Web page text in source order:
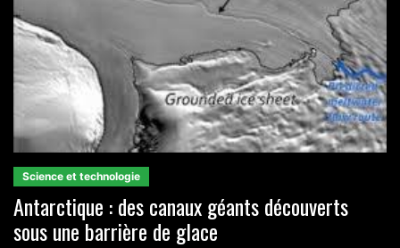
Science et technologie
Antarctique : des canaux géants découverts
sous une barrière de glace